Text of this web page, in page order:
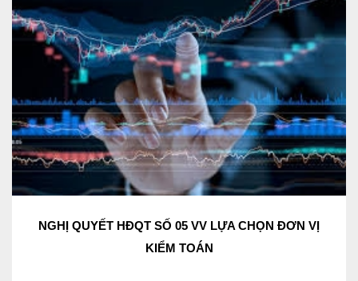
NGHỊ QUYẾT HĐQT SỐ 05 VV LỰA CHỌN ĐƠN VỊ
KIỂM TOÁN